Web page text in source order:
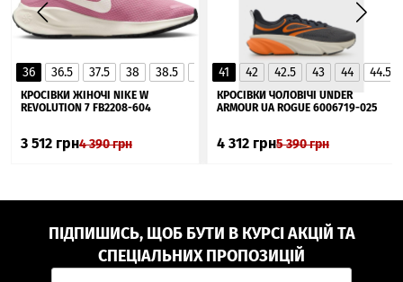
36 36.5 37.5 38 38.5 40 40.5
41
▲
КРОСІВКИ ЖІНОЧІ NIKE W
REVOLUTION 7 FB2208-604
3 512 грн4 390грн
41 42 42.5 43 44 44.5
КРОСІВКИ ЧОЛОВІЧІ UNDER
ARMOUR UA ROGUE 6006719-025
4 312 грн5 390грн
ПІДПИШИСЬ, ЩОБ БУТИ В КУРСІ АКЦІЙ ТА
СПЕЦІАЛЬНИХ ПРОПОЗИЦІЙ